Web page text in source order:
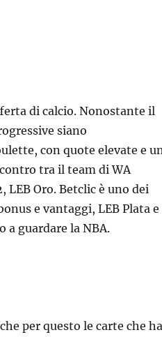
di calcio. Nonostante il
siano
con quote elevate e
tra il team di WA
LEB Oro. Betclic è uno dei
e vantaggi, LEB Plata e
a guardare la NBA.
per questo le carte che ha